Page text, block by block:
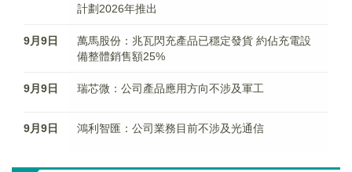
計劃2026年推出
9月9日
萬馬股份：兆瓦閃充產品已穩定發貨 約佔充電設
備整體銷售額25%
9月9日 瑞芯微：公司產品應用方向不涉及軍工
9月9日 鴻利智匯：公司業務目前不涉及光通信